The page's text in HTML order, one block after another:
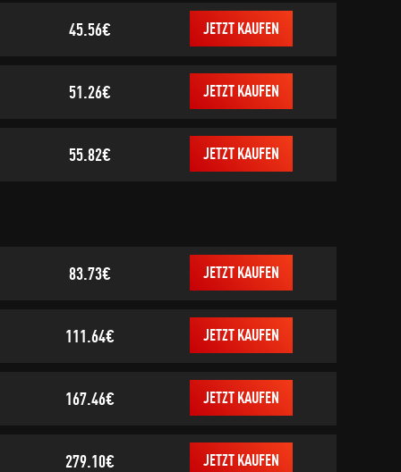
45.56€ JETZT KAUFEN
51.26€ JETZT KAUFEN
55.82€ JETZT KAUFEN
83.73€ JETZT KAUFEN
111.64€ JETZT KAUFEN
167.46€ JETZT KAUFEN
279.10€ JETZT KAUFEN